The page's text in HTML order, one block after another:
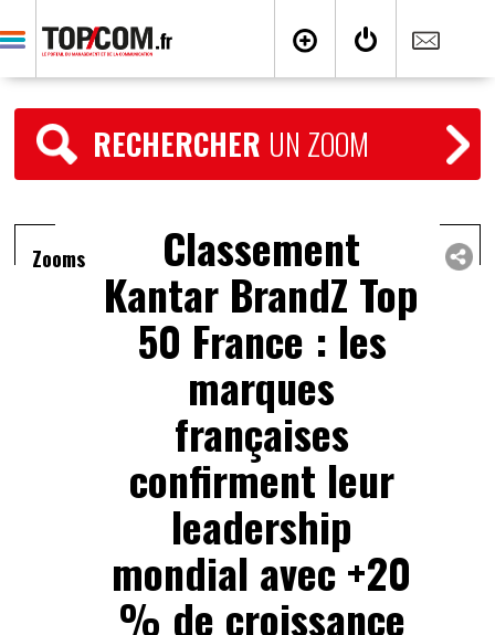
RECHERCHER UN ZOOM
Zooms Classement
Kantar BrandZ Top
50 France : les
marques
françaises
confirment leur
leadership
mondial avec +20
% de croissance